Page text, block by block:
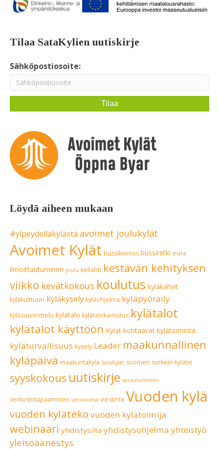
Tilaa SataKylien uutiskirje
Sähköpostiosoite:
Löydä aiheen mukaan
#ylpeydelläkylästä avoimet joulukylät
Avoimet Kylät bussikierros bussiretki eura
ilmoittautuminen joulu kellahti kestävän kehityksen
viikko kevätkokous koulutus kyläkahvit
kyläkulttuuri kyläkysely kyläohjelma kyläpyöräily
kyläsuunnittelu kylätalo kylätalokartoitus kylätalot
kylätalot käyttöön Kylät kohtaavat kylätoiminta
kyläturvallisuus kysely Leader maakunnallinen
kyläpäivä maakuntakylä SataKylät suomen surkein kylätie
syyskokous uutiskirje varautuminen
verkostotapaaminen vetovoima viestintä Vuoden kylä
vuoden kyläteko vuoden kylätoimija
webinaari yhdistysilta yhdistysohjelma yhteistyö
yleisöäänestys